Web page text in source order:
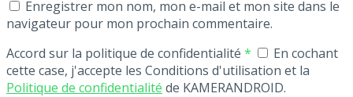
Enregistrer mon nom, mon e-mail et mon site dans le
navigateur pour mon prochain commentaire.
Accord sur la politique de confidentialité *
En cochant
cette case, j'accepte les Conditions d'utilisation et la
Politique de confidentialité de KAMERANDROID.